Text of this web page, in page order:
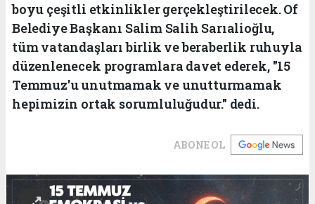
boyu çeşitli etkinlikler gerçekleştirilecek. Of
Belediye Başkanı Salim Salih Sarıalioğlu,
tüm vatandaşları birlik ve beraberlik ruhuyla
düzenlenecek programlara davet ederek, "15
Temmuz'u unutmamak ve unutturmamak
hepimizin ortak sorumluluğudur." dedi.
ABONE OL